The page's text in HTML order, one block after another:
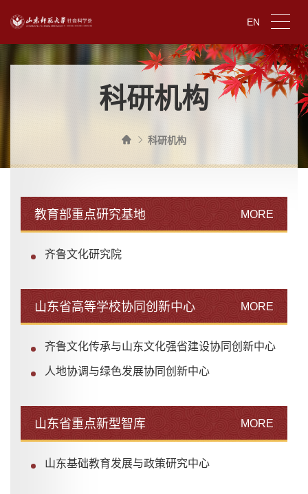
EN
科研机构
科研机构
教育部重点研究基地 MORE
齐鲁文化研究院
山东省高等学校协同创新中心 MORE
齐鲁文化传承与山东文化强省建设协同创新中心
人地协调与绿色发展协同创新中心
山东省重点新型智库 MORE
山东基础教育发展与政策研究中心